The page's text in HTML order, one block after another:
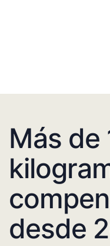
Más de
desde